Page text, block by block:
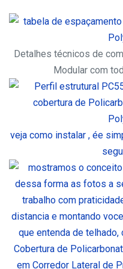
Detalhes técnicos de
Modular com
veja como instalar , ée